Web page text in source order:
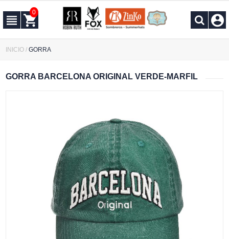
0
INICIO /GORRA
GORRA BARCELONA ORIGINAL VERDE-MARFIL